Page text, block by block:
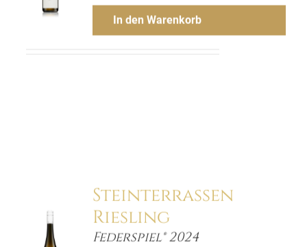
In den Warenkorb
Steinterrassen
Riesling
Federspiel® 2024